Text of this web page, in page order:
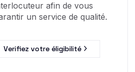
afin de vous
un service de qualité.
Verifiez votre éligibilité